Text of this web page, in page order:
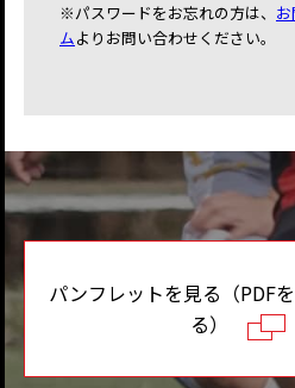
※パスワードをお忘れの方は、
ムよりお問い合わせください。
パンフレットを見る（PDF
る）